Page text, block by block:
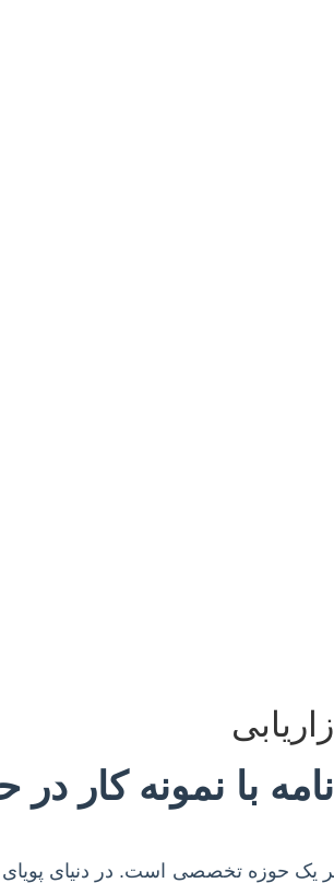
با نمونه کار در
حوزه تخصصی است. در دنیای پویای